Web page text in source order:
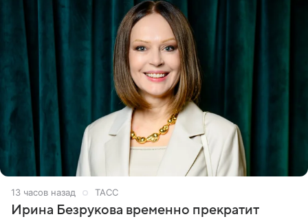
13 часов назад ТАСС
Ирина Безрукова временно прекратит